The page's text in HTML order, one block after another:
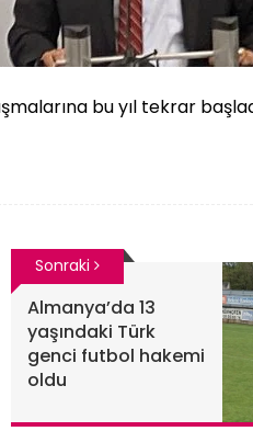
bu yıl tekrar
Almanya’da 13
yaşındaki Türk
genci futbol hakemi
oldu
Sonraki